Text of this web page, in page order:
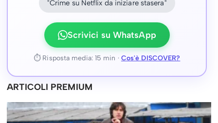
"Crime su Netflix da iniziare stasera"
Scrivici su WhatsApp
⏱ Risposta media: 15 min · Cos'è DISCOVER?
ARTICOLI PREMIUM